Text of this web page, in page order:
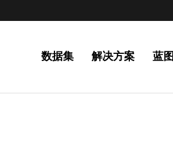
数据集 解决方案 蓝图